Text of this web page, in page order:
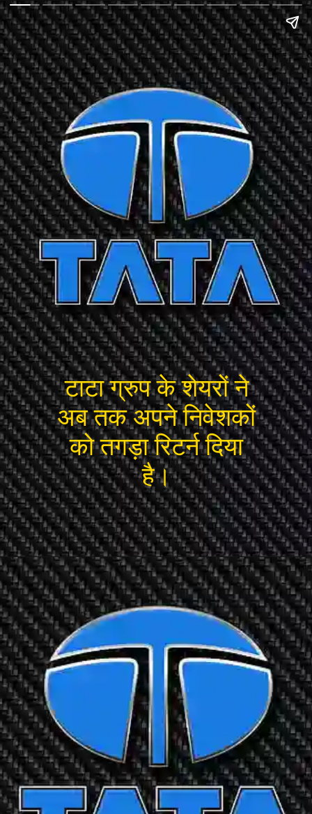
टाटा ग्रुप के शेयरों ने
अब तक अपने निवेशकों
को तगड़ा रिटर्न दिया
है।